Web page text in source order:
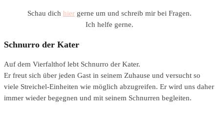
Schau dich hier gerne um und schreib mir bei Fragen.
Ich helfe gerne.
Schnurro der Kater
Auf dem Vierfalthof lebt Schnurro der Kater.
Er freut sich über jeden Gast in seinem Zuhause und versucht so
viele Streichel-Einheiten wie möglich abzugreifen. Er wird uns daher
immer wieder begegnen und mit seinem Schnurren begleiten.